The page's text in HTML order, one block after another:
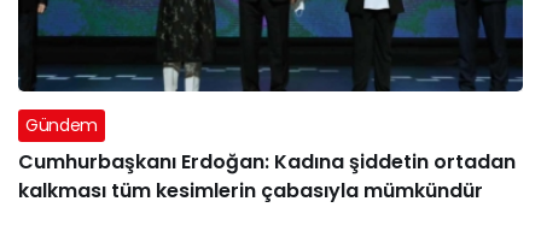
Gündem
Cumhurbaşkanı Erdoğan: Kadına şiddetin ortadan
kalkması tüm kesimlerin çabasıyla mümkündür